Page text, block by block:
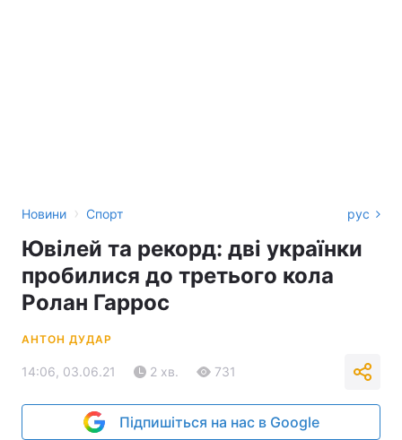
Новини › Спорт рус
Ювілей та рекорд: дві українки
пробилися до третього кола
Ролан Гаррос
АНТОН ДУДАР
14:06, 03.06.21 2 хв. 731
Підпишіться на нас в Google